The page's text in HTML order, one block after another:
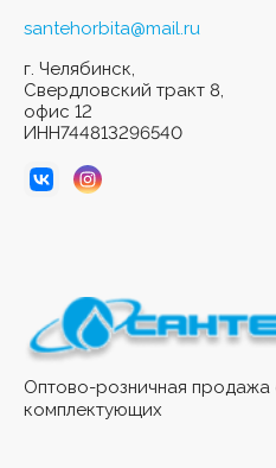
Оптово-розничная продажа
комплектующих
santehorbita@mail.ru
г. Челябинск,
Свердловский тракт 8,
офис 12
ИНН744813296540